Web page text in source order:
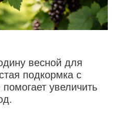
весной для
подкормка с
увеличить